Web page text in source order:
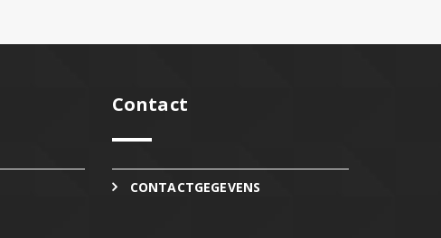
Contact
CONTACTGEGEVENS